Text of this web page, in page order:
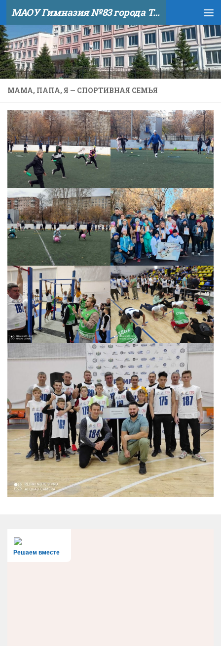
Skip to content МАОУ Гимназия №83 города Тюмени
МАМА, ПАПА, Я — СПОРТИВНАЯ СЕМЬЯ
Решаем вместе